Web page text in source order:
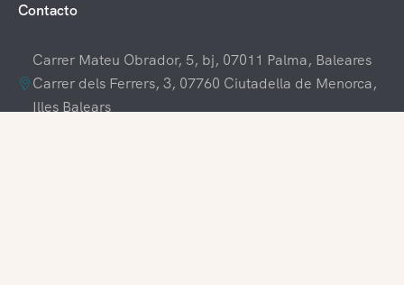
Contacto
Carrer Mateu Obrador, 5, bj, 07011 Palma, Baleares
Carrer dels Ferrers, 3, 07760 Ciutadella de Menorca,
Illes Balears